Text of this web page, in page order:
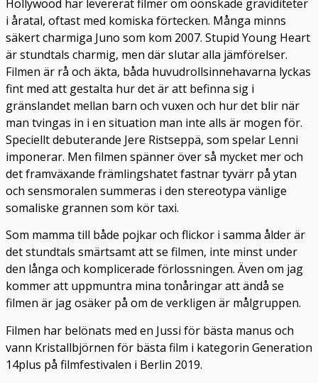
Hollywood har levererat filmer om oönskade graviditeter
i åratal, oftast med komiska förtecken. Många minns
säkert charmiga Juno som kom 2007. Stupid Young Heart
är stundtals charmig, men där slutar alla jämförelser.
Filmen är rå och äkta, båda huvudrollsinnehavarna lyckas
fint med att gestalta hur det är att befinna sig i
gränslandet mellan barn och vuxen och hur det blir när
man tvingas in i en situation man inte alls är mogen för.
Speciellt debuterande Jere Ristseppä, som spelar Lenni
imponerar. Men filmen spänner över så mycket mer och
det framväxande främlingshatet fastnar tyvärr på ytan
och sensmoralen summeras i den stereotypa vänlige
somaliske grannen som kör taxi.
Som mamma till både pojkar och flickor i samma ålder är
det stundtals smärtsamt att se filmen, inte minst under
den långa och komplicerade förlossningen. Även om jag
kommer att uppmuntra mina tonåringar att ändå se
filmen är jag osäker på om de verkligen är målgruppen.
Filmen har belönats med en Jussi för bästa manus och
vann Kristallbjörnen för bästa film i kategorin Generation
14plus på filmfestivalen i Berlin 2019.